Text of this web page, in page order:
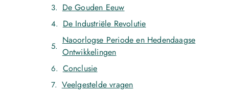
De Gouden Eeuw
De Industriële Revolutie
Naoorlogse Periode en Hedendaagse
Ontwikkelingen
Conclusie
Veelgestelde vragen